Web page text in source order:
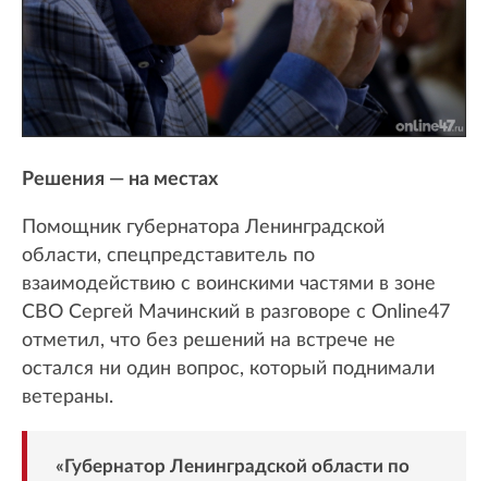
Решения — на местах
Помощник губернатора Ленинградской
области, спецпредставитель по
взаимодействию с воинскими частями в зоне
СВО Сергей Мачинский в разговоре с Online47
отметил, что без решений на встрече не
остался ни один вопрос, который поднимали
ветераны.
«Губернатор Ленинградской области по